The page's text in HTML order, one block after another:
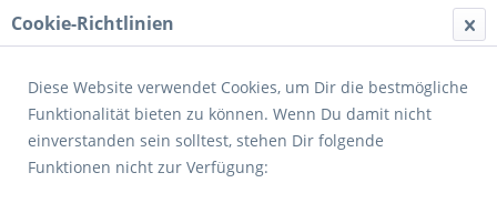
Menü
Übersicht Helme Erwachsene
Cookie-Richtlinien
Diese Website verwendet Cookies, um Dir die bestmögliche
Funktionalität bieten zu können. Wenn Du damit nicht
einverstanden sein solltest, stehen Dir folgende
Funktionen nicht zur Verfügung: